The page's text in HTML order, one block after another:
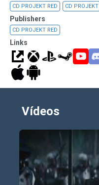
CD PROJEKT RED CD PROJEKT
Publishers
CD PROJEKT RED
Links
Vídeos